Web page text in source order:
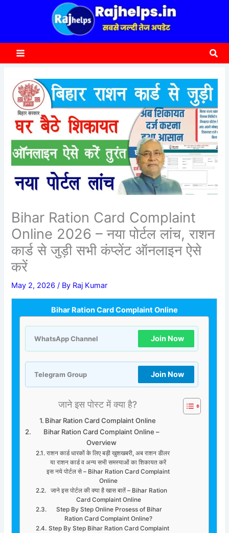
Bihar Ration Card Complaint
Online 2026 – नया पोर्टल लांच, राशन
कार्ड से जुड़ी सभी कंप्लेंट ऑनलाइन ऐसे
करें
May 2, 2026/ By Raj Kumar
Bihar Ration Card Complaint Online
WhatsApp Channel Join Now
Telegram Group Join Now
जाने इस पोस्ट में क्या है?
Bihar Ration Card Complaint Online
Bihar Ration Card Complaint Online –
Overview
राशन कार्ड धारकों के लिए बड़ी खुशखबरी, अब राशन डीलर
या राशन कार्ड व अन्य सभी समस्याओं का शिकायत करें
इस नये पोर्टल से – Bihar Ration Card Complaint
Online
जाने इस पोर्टल की क्या है खास बातें – Bihar Ration
Card Complaint Online
Step By Step Online Prosess of Bihar
Ration Card Complaint Online?
Step By Step Bihar Ration Card Complaint
c